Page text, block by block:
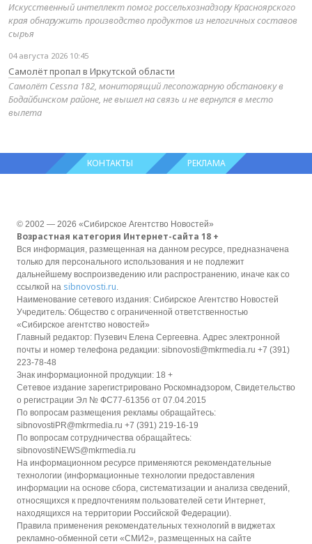
Искусственный интеллект помог россельхознадзору Красноярского
края обнаружить производство продуктов из нелогичных составов
сырья
04 августа 2026 10:45
Самолёт пропал в Иркутской области
Самолёт Cessna 182, мониторящий лесопожарную обстановку в
Бодайбинском районе, не вышел на связь и не вернулся в место
вылета
КОНТАКТЫ РЕКЛАМА
© 2002 — 2026 «Сибирское Агентство Новостей»
Возрастная категория Интернет-сайта 18 +
Вся информация, размещенная на данном ресурсе, предназначена
только для персонального использования и не подлежит
дальнейшему воспроизведению или распространению, иначе как со
ссылкой на sibnovosti.ru.
Наименование сетевого издания: Сибирское Агентство Новостей
Учредитель: Общество с ограниченной ответственностью
«Сибирское агентство новостей»
Главный редактор: Пузевич Елена Сергеевна. Адрес электронной
почты и номер телефона редакции: sibnovosti@mkrmedia.ru +7 (391)
223-78-48
Знак информационной продукции: 18 +
Сетевое издание зарегистрировано Роскомнадзором, Свидетельство
о регистрации Эл № ФС77-61356 от 07.04.2015
По вопросам размещения рекламы обращайтесь:
sibnovostiPR@mkrmedia.ru +7 (391) 219-16-19
По вопросам сотрудничества обращайтесь:
sibnovostiNEWS@mkrmedia.ru
На информационном ресурсе применяются рекомендательные
технологии (информационные технологии предоставления
информации на основе сбора, систематизации и анализа сведений,
относящихся к предпочтениям пользователей сети Интернет,
находящихся на территории Российской Федерации).
Правила применения рекомендательных технологий в виджетах
рекламно-обменной сети «СМИ2», размещенных на сайте